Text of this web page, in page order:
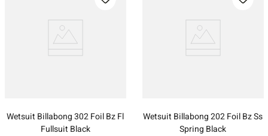
Wetsuit Billabong 302 Foil Bz Fl
Fullsuit Black
Wetsuit Billabong 202 Foil Bz Ss
Spring Black